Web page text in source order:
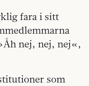
fara i sitt
nej, nej, nej«,
som